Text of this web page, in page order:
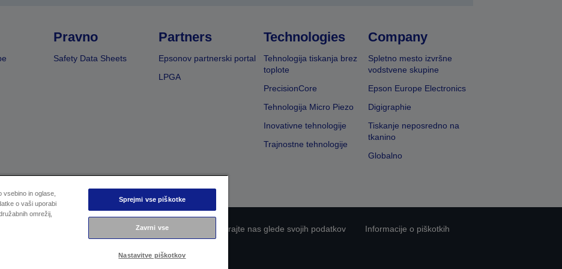
Pravno
Safety Data Sheets
Partners
Epsonov partnerski portal
LPGA
Technologies
Tehnologija tiskanja brez
toplote
PrecisionCore
Tehnologija Micro Piezo
Inovativne tehnologije
Trajnostne tehnologije
Company
Spletno mesto izvršne
vodstvene skupine
Epson Europe Electronics
Digigraphie
Tiskanje neposredno na
tkanino
Globalno
EU Data Act Compliance Kontaktirajte nas glede svojih podatkov
Informacije o piškotkih
vsebino in oglase,
o vaši uporabi
omrežij,
Sprejmi vse piškotke
Zavrni vse
Nastavitve piškotkov